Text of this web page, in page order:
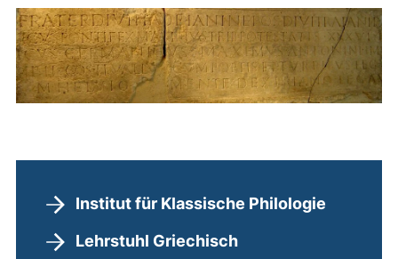
Institut für Klassische Philologie
Lehrstuhl Griechisch